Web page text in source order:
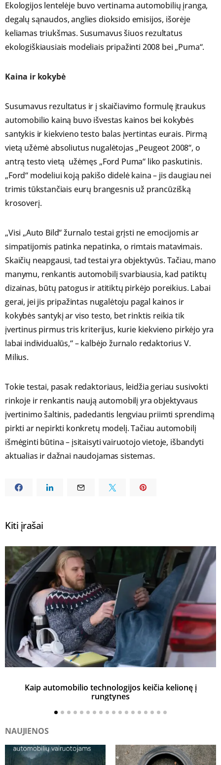
Ekologijos lentelėje buvo vertinama automobilių įranga,
degalų sąnaudos, anglies dioksido emisijos, išorėje
keliamas triukšmas. Susumavus šiuos rezultatus
ekologiškiausiais modeliais pripažinti 2008 bei „Puma“.
Kaina ir kokybė
Susumavus rezultatus ir į skaičiavimo formulę įtraukus
automobilio kainą buvo išvestas kainos bei kokybės
santykis ir kiekvieno testo balas įvertintas eurais. Pirmą
vietą užėmė absoliutus nugalėtojas „Peugeot 2008“, o
antrą testo vietą užėmęs „Ford Puma“ liko paskutinis.
„Ford“ modeliui koją pakišo didelė kaina – jis daugiau nei
trimis tūkstančiais eurų brangesnis už prancūzišką
krosoverį.
„Visi „Auto Bild“ žurnalo testai grįsti ne emocijomis ar
simpatijomis patinka nepatinka, o rimtais matavimais.
Skaičių neapgausi, tad testai yra objektyvūs. Tačiau, mano
manymu, renkantis automobilį svarbiausia, kad patiktų
dizainas, būtų patogus ir atitiktų pirkėjo poreikius. Labai
gerai, jei jis pripažintas nugalėtoju pagal kainos ir
kokybės santykį ar viso testo, bet rinktis reikia tik
įvertinus pirmus tris kriterijus, kurie kiekvieno pirkėjo yra
labai individualūs,“ – kalbėjo žurnalo redaktorius V.
Milius.
Tokie testai, pasak redaktoriaus, leidžia geriau susivokti
rinkoje ir renkantis naują automobilį yra objektyvaus
įvertinimo šaltinis, padedantis lengviau priimti sprendimą
pirkti ar nepirkti konkretų modelį. Tačiau automobilį
išmėginti būtina – įsitaisyti vairuotojo vietoje, išbandyti
aktualias ir dažnai naudojamas sistemas.
Kiti įrašai
Kaip automobilio technologijos keičia kelionę į
rungtynes
NAUJIENOS